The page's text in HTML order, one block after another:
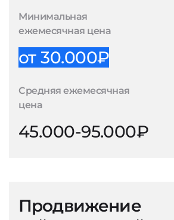
Минимальная
ежемесячная цена
от 30.000₽
Средняя ежемесячная
цена
45.000-95.000₽
Продвижение